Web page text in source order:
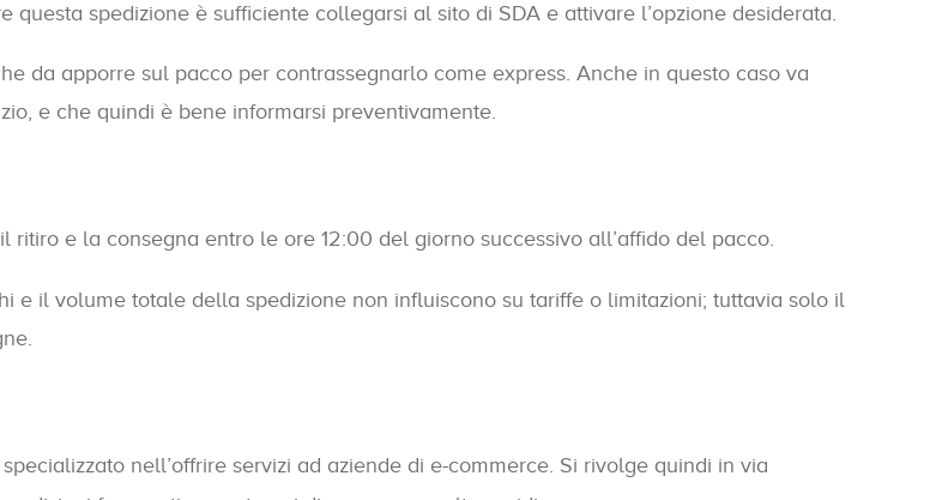
spedizione è sufficiente collegarsi al sito di SDA e attivare l’opzione desiderata.
da apporre sul pacco per contrassegnarlo come express. Anche in questo caso va
e che quindi è bene informarsi preventivamente.
ritiro e la consegna entro le ore 12:00 del giorno successivo all’affido del pacco.
e il volume totale della spedizione non influiscono su tariffe o limitazioni; tuttavia solo il
nell’offrire servizi ad aziende di e-commerce. Si rivolge quindi in via